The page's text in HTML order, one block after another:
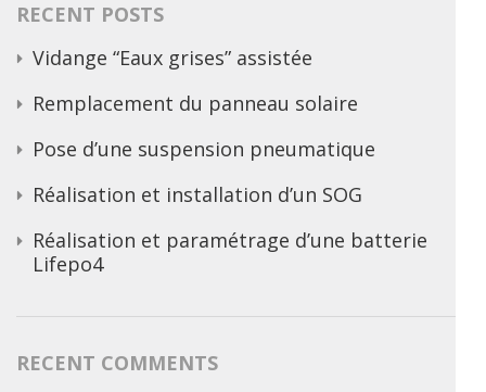
RECENT POSTS
Vidange “Eaux grises” assistée
Remplacement du panneau solaire
Pose d’une suspension pneumatique
Réalisation et installation d’un SOG
Réalisation et paramétrage d’une batterie
Lifepo4
RECENT COMMENTS